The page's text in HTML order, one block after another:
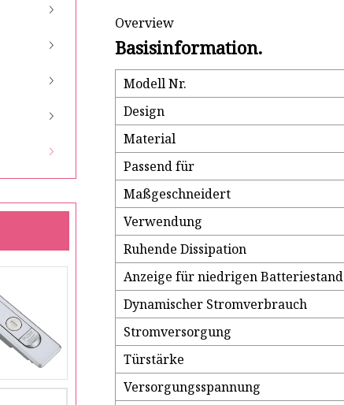
Overview
Basisinformation.
Modell Nr.
Design
Material
Passend für
Maßgeschneidert
Verwendung
Ruhende Dissipation
Anzeige für niedrigen Batteriestand
Dynamischer Stromverbrauch
Stromversorgung
Türstärke
Versorgungsspannung